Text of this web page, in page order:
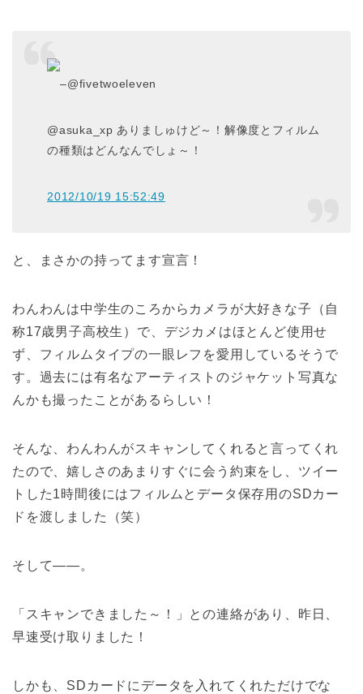
–@fivetwoeleven
@asuka_xp ありましゅけど～！解像度とフィルム
の種類はどんなんでしょ～！
2012/10/19 15:52:49
と、まさかの持ってます宣言！
わんわんは中学生のころからカメラが大好きな子（自
称17歳男子高校生）で、デジカメはほとんど使用せ
ず、フィルムタイプの一眼レフを愛用しているそうで
す。過去には有名なアーティストのジャケット写真な
んかも撮ったことがあるらしい！
そんな、わんわんがスキャンしてくれると言ってくれ
たので、嬉しさのあまりすぐに会う約束をし、ツイー
トした1時間後にはフィルムとデータ保存用のSDカー
ドを渡しました（笑）
そして――。
「スキャンできました～！」との連絡があり、昨日、
早速受け取りました！
しかも、SDカードにデータを入れてくれただけでな